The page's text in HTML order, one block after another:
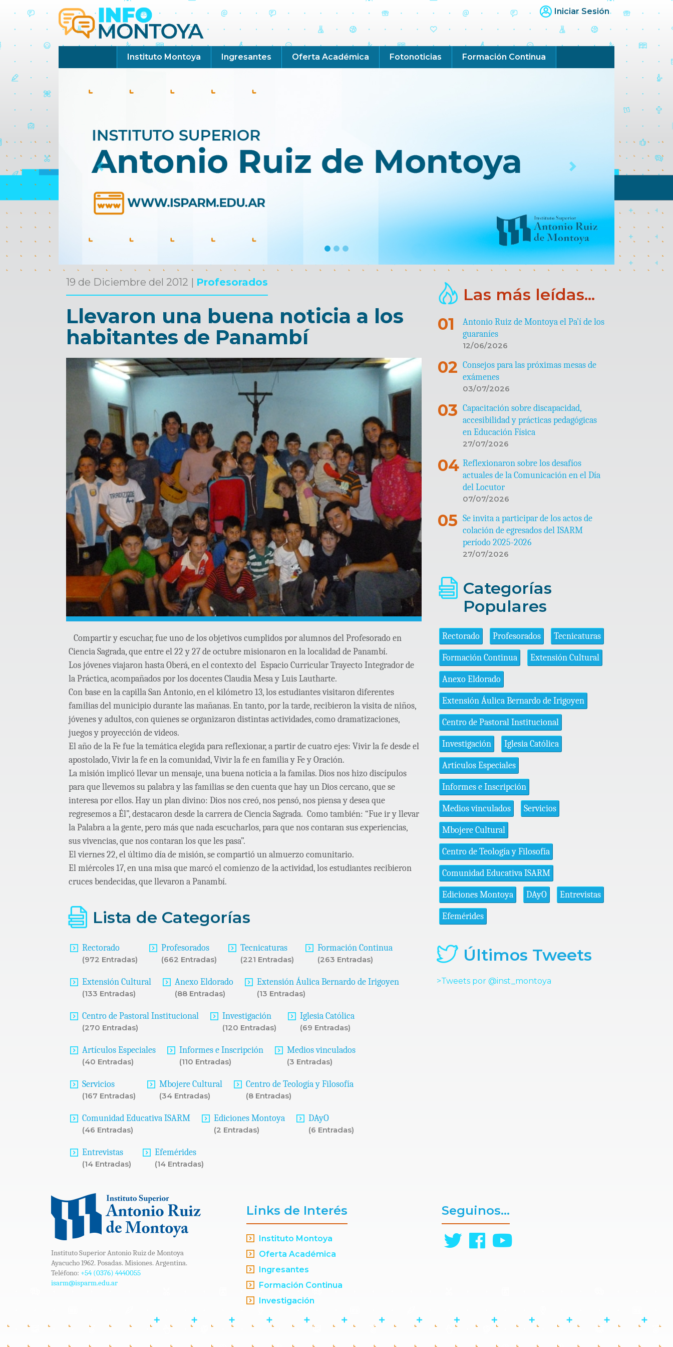
Iniciar Sesión
Instituto Montoya Ingresantes Oferta Académica Fotonoticias Formación Continua
Previous Next
19 de Diciembre del 2012 | Profesorados
Llevaron una buena noticia a los
habitantes de Panambí
Compartir y escuchar, fue uno de los objetivos cumplidos por alumnos del Profesorado en
Ciencia Sagrada, que entre el 22 y 27 de octubre misionaron en la localidad de Panambí.
Los jóvenes viajaron hasta Oberá, en el contexto del Espacio Curricular Trayecto Integrador de
la Práctica, acompañados por los docentes Claudia Mesa y Luis Lautharte.
Con base en la capilla San Antonio, en el kilómetro 13, los estudiantes visitaron diferentes
familias del municipio durante las mañanas. En tanto, por la tarde, recibieron la visita de niños,
jóvenes y adultos, con quienes se organizaron distintas actividades, como dramatizaciones,
juegos y proyección de videos.
El año de la Fe fue la temática elegida para reflexionar, a partir de cuatro ejes: Vivir la fe desde el
apostolado, Vivir la fe en la comunidad, Vivir la fe en familia y Fe y Oración.
La misión implicó llevar un mensaje, una buena noticia a la familas. Dios nos hizo discípulos
para que llevemos su palabra y las familias se den cuenta que hay un Dios cercano, que se
interesa por ellos. Hay un plan divino: Dios nos creó, nos pensó, nos piensa y desea que
regresemos a Él”, destacaron desde la carrera de Ciencia Sagrada. Como también: “Fue ir y llevar
la Palabra a la gente, pero más que nada escucharlos, para que nos contaran sus experiencias,
sus vivencias, que nos contaran los que les pasa”.
El viernes 22, el último día de misión, se compartió un almuerzo comunitario.
El miércoles 17, en una misa que marcó el comienzo de la actividad, los estudiantes recibieron
cruces bendecidas, que llevaron a Panambí.
Lista de Categorías
Rectorado
(972 Entradas)
Profesorados
(662 Entradas)
Tecnicaturas
(221 Entradas)
Formación Continua
(263 Entradas)
Extensión Cultural
(133 Entradas)
Anexo Eldorado
(88 Entradas)
Extensión Áulica Bernardo de Irigoyen
(13 Entradas)
Centro de Pastoral Institucional
(270 Entradas)
Investigación
(120 Entradas)
Iglesia Católica
(69 Entradas)
Artículos Especiales
(40 Entradas)
Informes e Inscripción
(110 Entradas)
Medios vinculados
(3 Entradas)
Servicios
(167 Entradas)
Mbojere Cultural
(34 Entradas)
Centro de Teología y Filosofía
(8 Entradas)
Comunidad Educativa ISARM
(46 Entradas)
Ediciones Montoya
(2 Entradas)
DAyO
(6 Entradas)
Entrevistas
(14 Entradas)
Efemérides
(14 Entradas)
Las más leídas...
Antonio Ruiz de Montoya el Pa’í de los
guaraníes
12/06/2026
Consejos para las próximas mesas de
exámenes
03/07/2026
Capacitación sobre discapacidad,
accesibilidad y prácticas pedagógicas
en Educación Física
27/07/2026
Reflexionaron sobre los desafíos
actuales de la Comunicación en el Día
del Locutor
07/07/2026
Se invita a participar de los actos de
colación de egresados del ISARM
período 2025-2026
27/07/2026
Categorías
Populares
Rectorado Profesorados Tecnicaturas
Formación Continua Extensión Cultural
Anexo Eldorado
Extensión Áulica Bernardo de Irigoyen
Centro de Pastoral Institucional
Investigación Iglesia Católica
Artículos Especiales
Informes e Inscripción
Medios vinculados Servicios
Mbojere Cultural
Centro de Teología y Filosofía
Comunidad Educativa ISARM
Ediciones Montoya DAyO Entrevistas
Efemérides
Últimos Tweets
>Tweets por @inst_montoya
Links de Interés
Instituto Montoya
Oferta Académica
Ingresantes
Formación Continua
Investigación
Seguinos...
Instituto Superior Antonio Ruiz de Montoya
Ayacucho 1962. Posadas. Misiones. Argentina.
Teléfono: +54 (0376) 4440055
isarm@isparm.edu.ar